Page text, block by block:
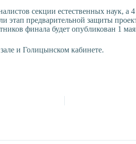
секции естественных наук, а
предварительной защиты
финала будет опубликован 1
и Голицынском кабинете.